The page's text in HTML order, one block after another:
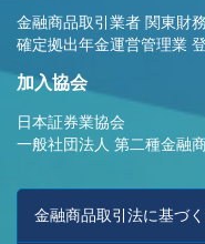
金融商品取引業者 関東財
確定拠出年金運営管理業
加入協会
日本証券業協会
一般社団法人 第二種金融
金融商品取引法に基づ